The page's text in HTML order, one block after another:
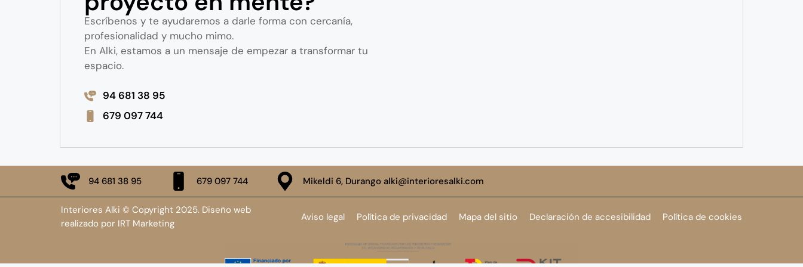
Escríbenos y te ayudaremos a darle forma con cercanía,
profesionalidad y mucho mimo.
En Alki, estamos a un mensaje de empezar a transformar tu
espacio.
94 681 38 95
679 097 744
94 681 38 95 679 097 744 Mikeldi 6, Durango alki@interioresalki.com
Interiores Alki © Copyright 2025. Diseño web
realizado por IRT Marketing
Aviso legal Política de privacidad Mapa del sitio Declaración de accesibilidad Política de cookies